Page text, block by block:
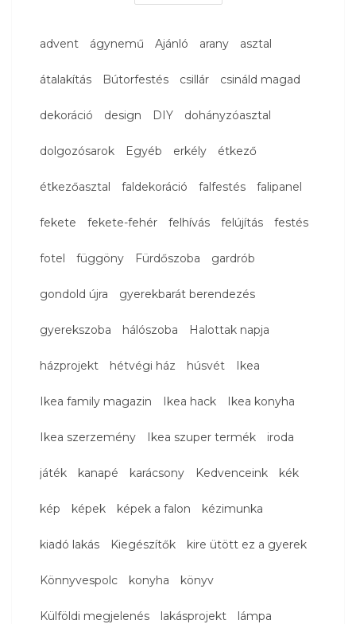
advent ágynemű Ajánló arany asztal
átalakítás Bútorfestés csillár csináld magad
dekoráció design DIY dohányzóasztal
dolgozósarok Egyéb erkély étkező
étkezőasztal faldekoráció falfestés falipanel
fekete fekete-fehér felhívás felújítás festés
fotel függöny Fürdőszoba gardrób
gondold újra gyerekbarát berendezés
gyerekszoba hálószoba Halottak napja
házprojekt hétvégi ház húsvét Ikea
Ikea family magazin Ikea hack Ikea konyha
Ikea szerzemény Ikea szuper termék iroda
játék kanapé karácsony Kedvenceink kék
kép képek képek a falon kézimunka
kiadó lakás Kiegészítők kire ütött ez a gyerek
Könnyvespolc konyha könyv
Külföldi megjelenés lakásprojekt lámpa